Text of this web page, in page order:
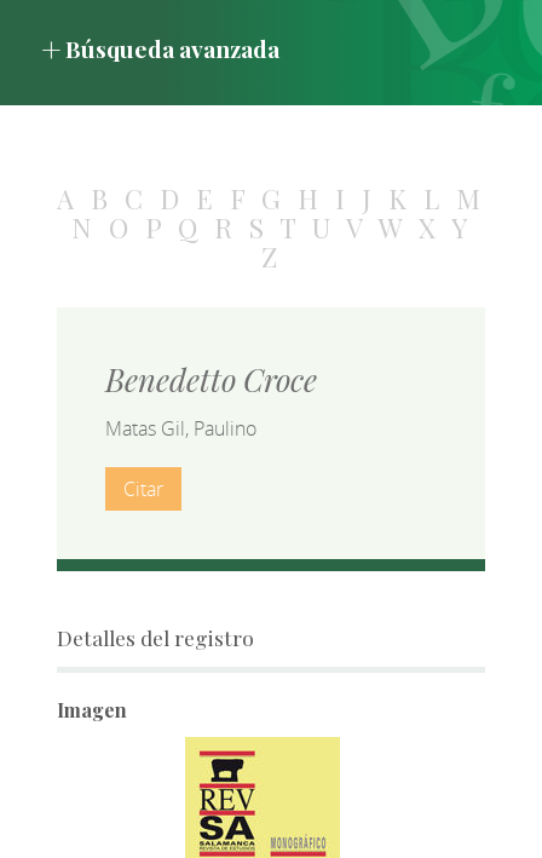
Búsqueda avanzada
A B C D E F G H I J K L M
N O P Q R S T U V W X Y
Z
Benedetto Croce
Matas Gil, Paulino
Citar
Detalles del registro
Imagen